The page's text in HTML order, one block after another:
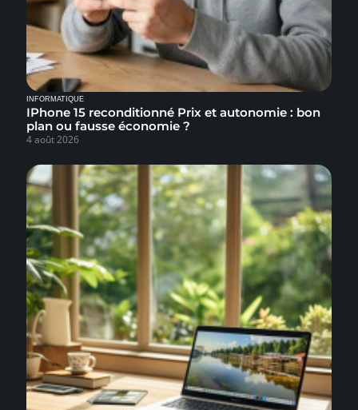
INFORMATIQUE
IPhone 15 reconditionné Prix et autonomie : bon
plan ou fausse économie ?
4 août 2026